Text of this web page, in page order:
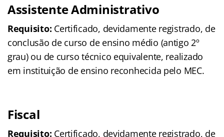
Assistente Administrativo
Requisito: Certificado, devidamente registrado, de
conclusão de curso de ensino médio (antigo 2º
grau) ou de curso técnico equivalente, realizado
em instituição de ensino reconhecida pelo MEC.
Fiscal
Requisito: Certificado, devidamente registrado, de